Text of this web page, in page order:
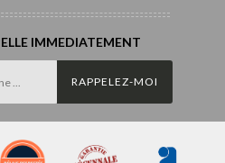
IMMEDIATEMENT